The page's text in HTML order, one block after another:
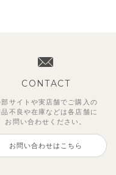
CONTACT
部サイトや実店舗でご購入の
品不良や在庫などは各店舗に
お問い合わせください。
お問い合わせはこちら